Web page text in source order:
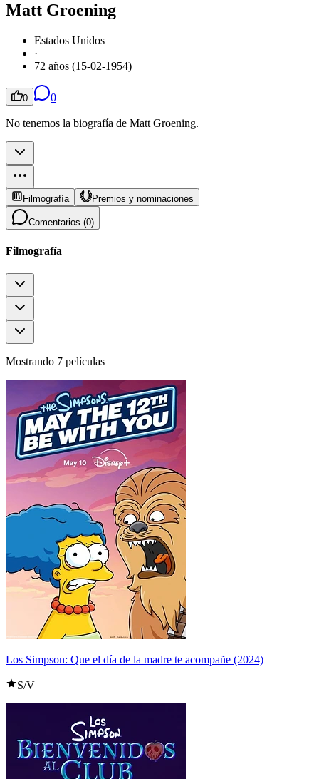
Matt Groening
Estados Unidos
·
72 años (15-02-1954)
0 0
No tenemos la biografía de Matt Groening.
Filmografía Premios y nominaciones
Comentarios (0)
Filmografía
Mostrando 7 películas
Los Simpson: Que el día de la madre te acompañe (2024)
S/V